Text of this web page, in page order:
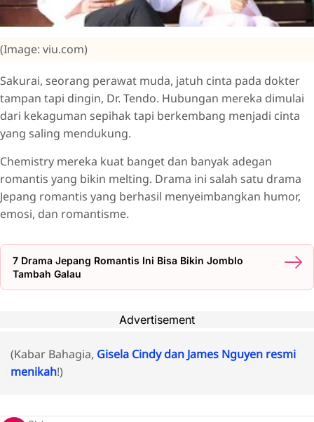
(Image: viu.com)
Sakurai, seorang perawat muda, jatuh cinta pada dokter
tampan tapi dingin, Dr. Tendo. Hubungan mereka dimulai
dari kekaguman sepihak tapi berkembang menjadi cinta
yang saling mendukung.
Chemistry mereka kuat banget dan banyak adegan
romantis yang bikin melting. Drama ini salah satu drama
Jepang romantis yang berhasil menyeimbangkan humor,
emosi, dan romantisme.
7 Drama Jepang Romantis Ini Bisa Bikin Jomblo
Tambah Galau
Advertisement
(Kabar Bahagia, Gisela Cindy dan James Nguyen resmi
menikah!)